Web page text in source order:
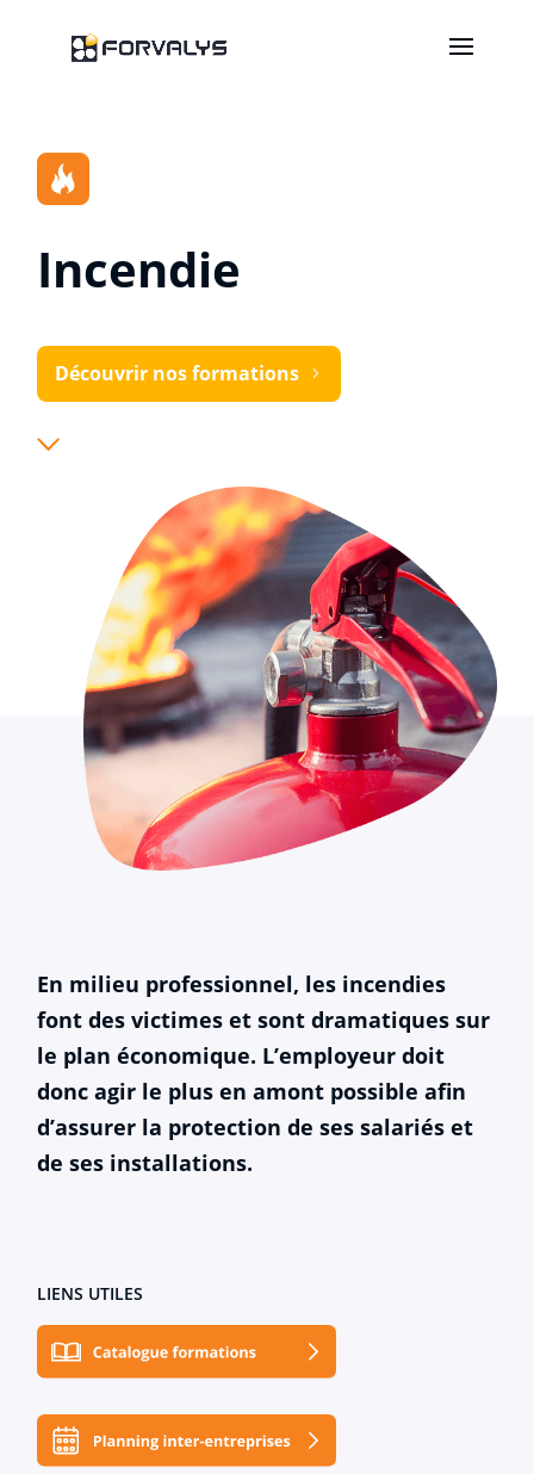
Incendie
Découvrir nos formations
En milieu professionnel, les incendies
font des victimes et sont dramatiques sur
le plan économique. L’employeur doit
donc agir le plus en amont possible afin
d’assurer la protection de ses salariés et
de ses installations.
LIENS UTILES